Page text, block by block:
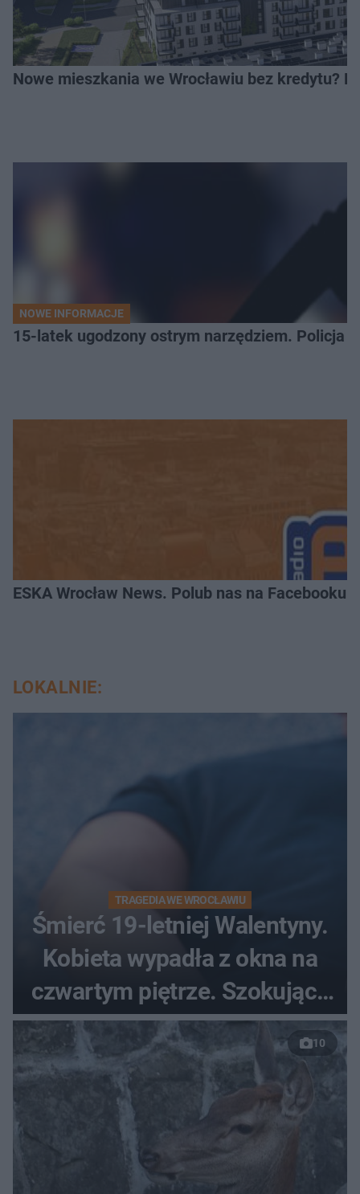
Nowe mieszkania we Wrocławiu bez kredytu?
NOWE INFORMACJE
15-latek ugodzony ostrym narzędziem. Policja
ESKA Wrocław News. Polub nas na Facebooku!
LOKALNIE:
TRAGEDIA WE WROCŁAWIU
Śmierć 19-letniej Walentyny.
Kobieta wypadła z okna na
czwartym piętrze. Szokujące
nagranie trafiło do sieci
10